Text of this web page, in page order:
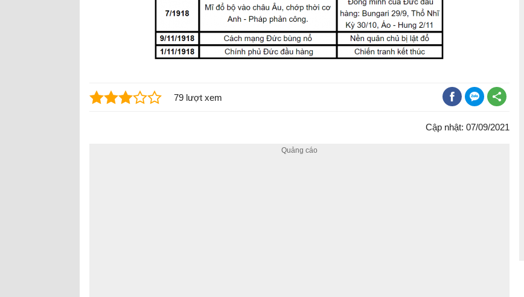
79 lượt xem
Cập nhật: 07/09/2021